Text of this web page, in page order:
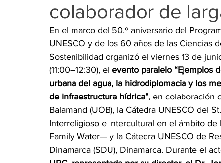
colaborador de
En el marco del 50.º aniversario del
UNESCO y de los 60 años de las Ciencias
Sostenibilidad organizó el viernes 13 de
(11:00–12:30), el evento paralelo “Ejemplos
urbana del agua, la hidrodiplomacia y los
de infraestructura hídrica”, en colaboración
Balamand (UOB), la Cátedra UNESCO del
Interreligioso e Intercultural en el ámbito
Family Water— y la Cátedra UNESCO de
Dinamarca (SDU), Dinamarca. Durante el